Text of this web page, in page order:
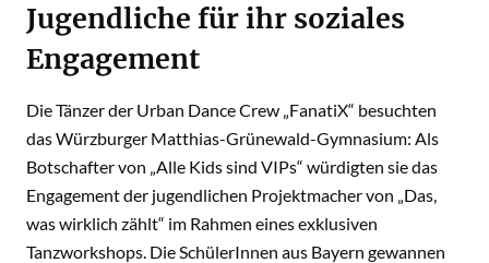
Jugendliche für ihr soziales
Engagement
Die Tänzer der Urban Dance Crew „FanatiX“ besuchten
das Würzburger Matthias-Grünewald-Gymnasium: Als
Botschafter von „Alle Kids sind VIPs“ würdigten sie das
Engagement der jugendlichen Projektmacher von „Das,
was wirklich zählt“ im Rahmen eines exklusiven
Tanzworkshops. Die SchülerInnen aus Bayern gewannen